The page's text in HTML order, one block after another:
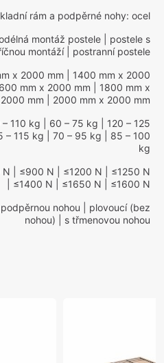
rám a podpěrné nohy: ocel
montáž postele | postele s
montáží| postranní postele
x 2000 mm | 1400 mm x 2000
mm x 2000 mm | 1800 mm x
2000 mm | 2000 mm x 2000 mm
– 110 kg | 60 – 75 kg | 120 – 125
– 115 kg | 70 – 95 kg | 85 – 100
kg
N | ≤900 N | ≤1200 N | ≤1250 N
| ≤1400 N | ≤1650 N | ≤1600 N
podpěrnou nohou | plovoucí (bez
nohou) | s třmenovou nohou